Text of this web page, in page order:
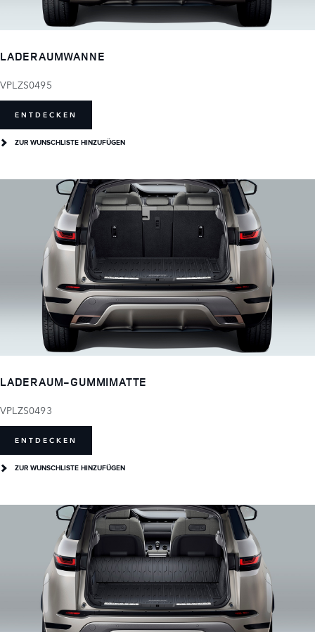
LADERAUMWANNE
VPLZS0495
ENTDECKEN
ZUR WUNSCHLISTE HINZUFÜGEN
LADERAUM-GUMMIMATTE
VPLZS0493
ENTDECKEN
ZUR WUNSCHLISTE HINZUFÜGEN